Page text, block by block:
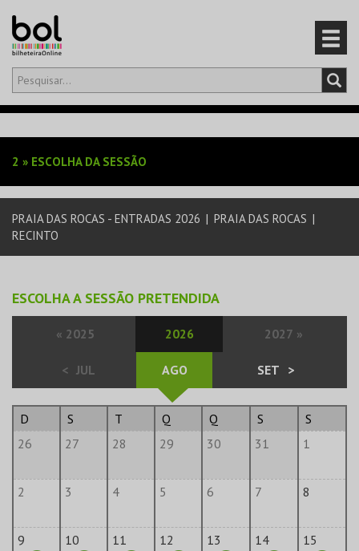
Olá,iniciar sessão
EVENTOS
CARTÕES
2 » ESCOLHA DA SESSÃO
PRAIA DAS ROCAS - ENTRADAS 2026 | PRAIA DAS ROCAS |
RECINTO
ESCOLHA A SESSÃO PRETENDIDA
« 2025 2026 2027 »
< JUL AGO SET >
D S T Q Q S
S
26
27 28 29 30 31 1
2 3 4 5 6 7 8
9 10 11 12 13 14 15